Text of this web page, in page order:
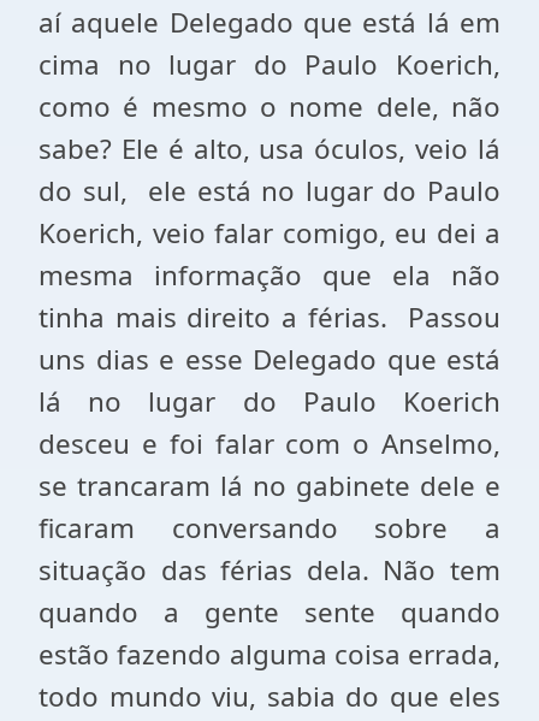
aí aquele Delegado que está lá em
cima no lugar do Paulo Koerich,
como é mesmo o nome dele, não
sabe? Ele é alto, usa óculos, veio lá
do sul, ele está no lugar do Paulo
Koerich, veio falar comigo, eu dei a
mesma informação que ela não
tinha mais direito a férias. Passou
uns dias e esse Delegado que está
lá no lugar do Paulo Koerich
desceu e foi falar com o Anselmo,
se trancaram lá no gabinete dele e
ficaram conversando sobre a
situação das férias dela. Não tem
quando a gente sente quando
estão fazendo alguma coisa errada,
todo mundo viu, sabia do que eles